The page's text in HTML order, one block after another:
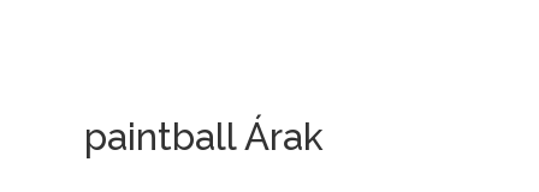
paintball Árak